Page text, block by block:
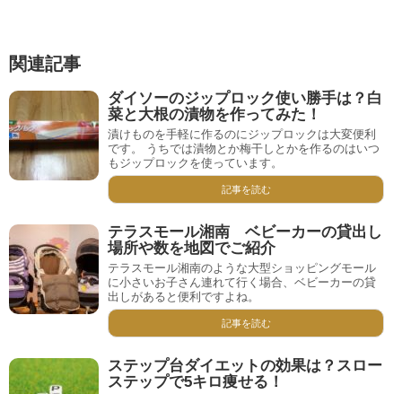
関連記事
ダイソーのジップロック使い勝手は？白
菜と大根の漬物を作ってみた！
漬けものを手軽に作るのにジップロックは大変便利
です。 うちでは漬物とか梅干しとかを作るのはいつ
もジップロックを使っています。
記事を読む
テラスモール湘南 ベビーカーの貸出し
場所や数を地図でご紹介
テラスモール湘南のような大型ショッピングモール
に小さいお子さん連れて行く場合、ベビーカーの貸
出しがあると便利ですよね。
記事を読む
ステップ台ダイエットの効果は？スロー
ステップで5キロ痩せる！